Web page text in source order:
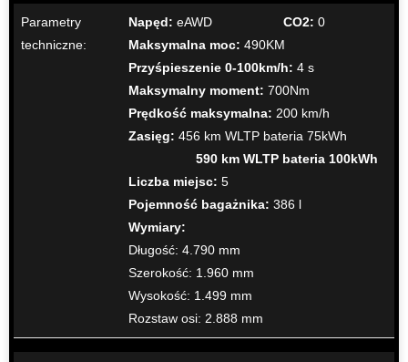
Parametry
techniczne:
Napęd: eAWD CO2: 0
Maksymalna moc: 490KM
Przyśpieszenie 0-100km/h: 4 s
Maksymalny moment: 700Nm
Prędkość maksymalna: 200 km/h
Zasięg: 456 km WLTP bateria 75kWh
590 km WLTP bateria 100kWh
Liczba miejsc: 5
Pojemność bagażnika: 386 l
Wymiary:
Długość: 4.790 mm
Szerokość: 1.960 mm
Wysokość: 1.499 mm
Rozstaw osi: 2.888 mm